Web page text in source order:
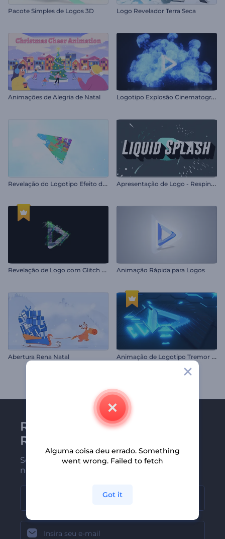
Pacote Simples de Logos 3D Logo Revelador Terra Seca
Animações de Alegria de Natal L
ogotipo Explosão Cinematográfica
R
evelação do Logotipo Efeito de Giz A
presentação de Logo - Respingos de Água
R
evelação de Logo com Glitch Rápido Animação Rápida para Logos
Abertura Rena Natal A
nimação de Logotipo Tremor Neon
Receba a newsletter da
Renderforest
Seja um dos primeiros a receber
nossas últimas novidades e ofertas
Alguma coisa deu errado. Something
went wrong. Failed to fetch
Got it